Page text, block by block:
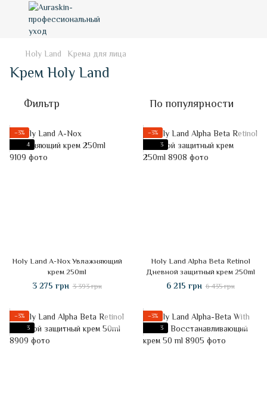
Holy Land Крема для лица
Крем Holy Land
Фильтр По популярности
−3%
4
Holy Land A-Nox Увлажняющий
крем 250ml
3 275 грн 3 393 грн
−3%
3
Holy Land Alpha Beta Retinol
Дневной защитный крем 250ml
6 215 грн 6 435 грн
−3%
3
−3%
3